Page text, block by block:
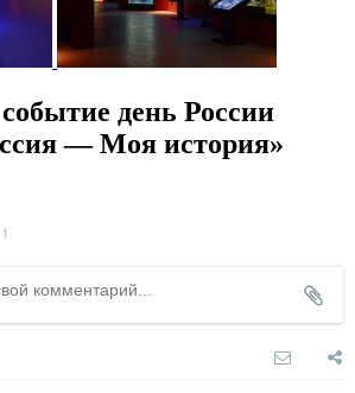
день России
— Моя история»
1